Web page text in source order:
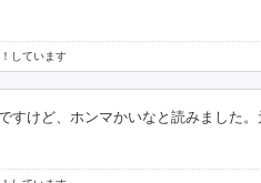
しています
すけど、ホンマかいなと読みました。